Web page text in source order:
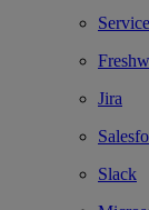
Jira
Slack